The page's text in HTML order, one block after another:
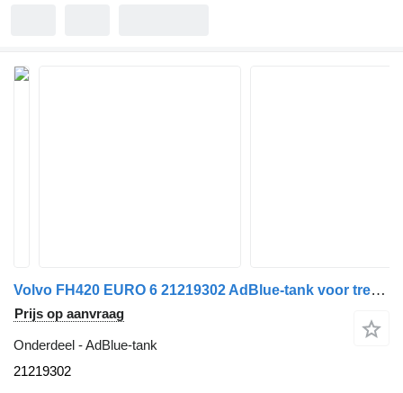
Volvo FH420 EURO 6 21219302 AdBlue-tank voor trekker
Prijs op aanvraag
Onderdeel - AdBlue-tank
21219302